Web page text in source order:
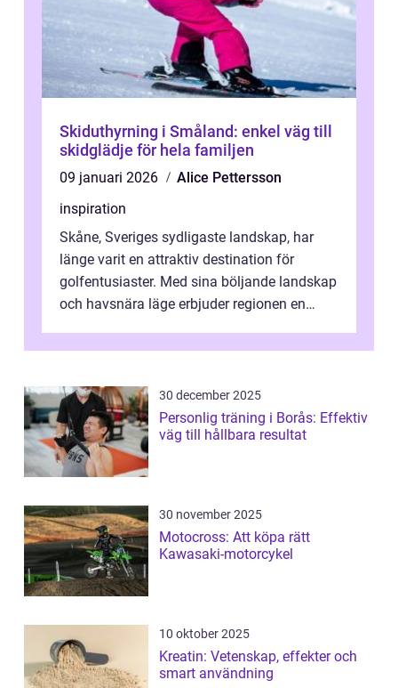
Skiduthyrning i Småland: enkel väg till
skidglädje för hela familjen
09 januari 2026
Alice Pettersson
inspiration
Skåne, Sveriges sydligaste landskap, har
länge varit en attraktiv destination för
golfentusiaster. Med sina böljande landskap
och havsnära läge erbjuder regionen en
30 december 2025
Personlig träning i Borås: Effektiv
väg till hållbara resultat
30 november 2025
Motocross: Att köpa rätt
Kawasaki-motorcykel
10 oktober 2025
Kreatin: Vetenskap, effekter och
smart användning